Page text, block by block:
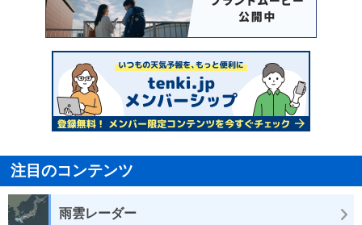
注目のコンテンツ
雨雲レーダー